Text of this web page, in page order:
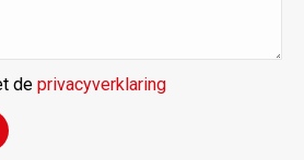
de privacyverklaring